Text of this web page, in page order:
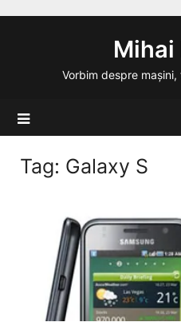
Mihai
Vorbim despre
Tag: Galaxy S